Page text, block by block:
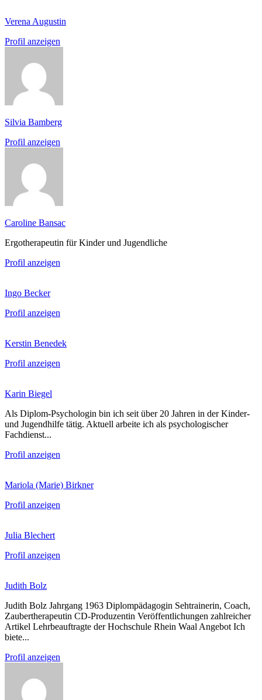
Verena Augustin
Profil anzeigen
Silvia Bamberg
Profil anzeigen
Caroline Bansac
Ergotherapeutin für Kinder und Jugendliche
Profil anzeigen
Ingo Becker
Profil anzeigen
Kerstin Benedek
Profil anzeigen
Karin Biegel
Als Diplom-Psychologin bin ich seit über 20 Jahren in der Kinder-
und Jugendhilfe tätig. Aktuell arbeite ich als psychologischer
Fachdienst...
Profil anzeigen
Mariola (Marie) Birkner
Profil anzeigen
Julia Blechert
Profil anzeigen
Judith Bolz
Judith Bolz Jahrgang 1963 Diplompädagogin Sehtrainerin, Coach,
Zaubertherapeutin CD-Produzentin Veröffentlichungen zahlreicher
Artikel Lehrbeauftragte der Hochschule Rhein Waal Angebot Ich
biete...
Profil anzeigen